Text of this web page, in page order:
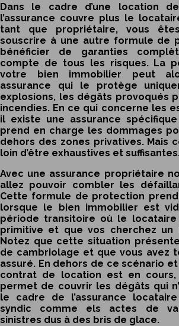
Dans le cadre d’une location
l’assurance couvre plus le
tant que propriétaire, vous
souscrire à une autre formule de
bénéficier de garanties
compte de tous les risques. La
votre bien immobilier peut
assurance qui le protège
explosions, les dégâts provoqués
incendies. En ce qui concerne les
il existe une assurance
prend en charge les dommages
dehors des zones privatives. Mais
loin d’être exhaustives et
Avec une assurance propriétaire
allez pouvoir combler les
Cette formule de protection
lorsque le bien immobilier est
période transitoire où le
primitive et que vos cherchez un
Notez que cette situation
de cambriolage et que vous avez
assuré. En dehors de ce scénario
contrat de location est en cours,
permet de couvrir les dégâts qui
le cadre de l’assurance
syndic comme els actes de
sinistres dus à des bris de glace.